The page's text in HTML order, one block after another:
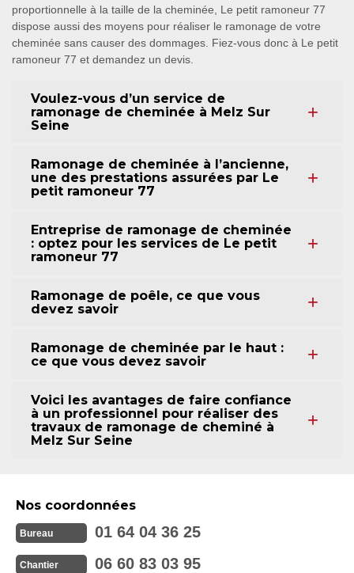
proportionnelle à la taille de la cheminée, Le petit ramoneur 77
dispose aussi des moyens pour réaliser le ramonage de votre
cheminée sans causer des dommages. Fiez-vous donc à Le petit
ramoneur 77 et demandez un devis.
Voulez-vous d’un service de
ramonage de cheminée à Melz Sur
Seine
Ramonage de cheminée à l’ancienne,
une des prestations assurées par Le
petit ramoneur 77
Entreprise de ramonage de cheminée
: optez pour les services de Le petit
ramoneur 77
Ramonage de poêle, ce que vous
devez savoir
Ramonage de cheminée par le haut :
ce que vous devez savoir
Voici les avantages de faire confiance
à un professionnel pour réaliser des
travaux de ramonage de cheminé à
Melz Sur Seine
Nos coordonnées
Bureau 01 64 04 36 25
Chantier 06 60 83 03 95